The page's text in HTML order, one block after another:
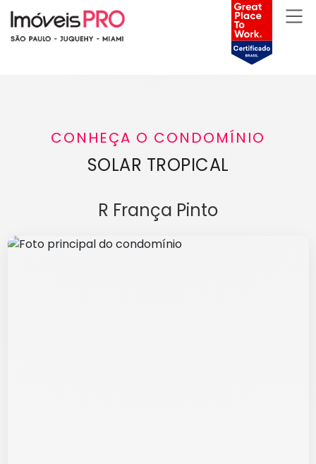
CONHEÇA O CONDOMÍNIO
SOLAR TROPICAL
R França Pinto